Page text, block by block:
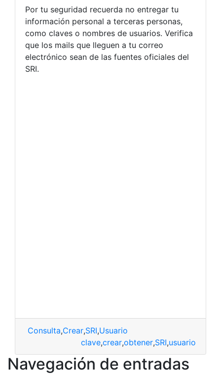
Por tu seguridad recuerda no entregar tu
información personal a terceras personas,
como claves o nombres de usuarios. Verifica
que los mails que lleguen a tu correo
electrónico sean de las fuentes oficiales del
SRI.
Consulta,Crear,SRI,Usuario
clave,crear,obtener,SRI,usuario
Navegación de entradas